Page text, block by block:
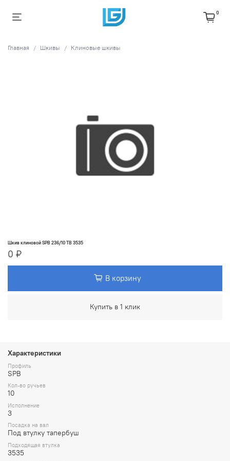
0
Главная Шкивы Клиновые шкивы
Шкив клиновой SPB 236/10 TB 3535
0 ₽
В корзину
Купить в 1 клик
Характеристики
Профиль
SPB
Кол-во ручьев
10
Исполнение
3
Посадка на вал
Под втулку тапербуш
Подходящая втулка
3535